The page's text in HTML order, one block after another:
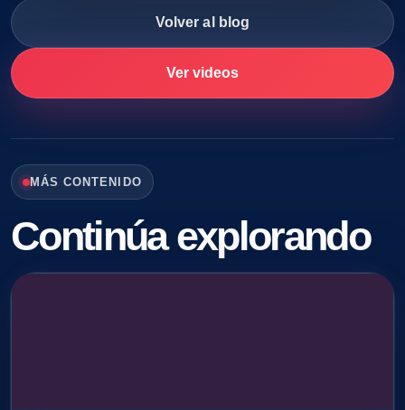
Volver al blog
Ver videos
MÁS CONTENIDO
Continúa explorando